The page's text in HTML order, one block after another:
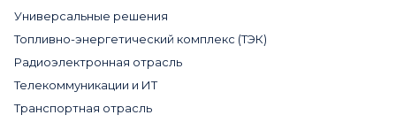
Универсальные решения
Топливно-энергетический комплекс (ТЭК)
Радиоэлектронная отрасль
Телекоммуникации и ИТ
Транспортная отрасль